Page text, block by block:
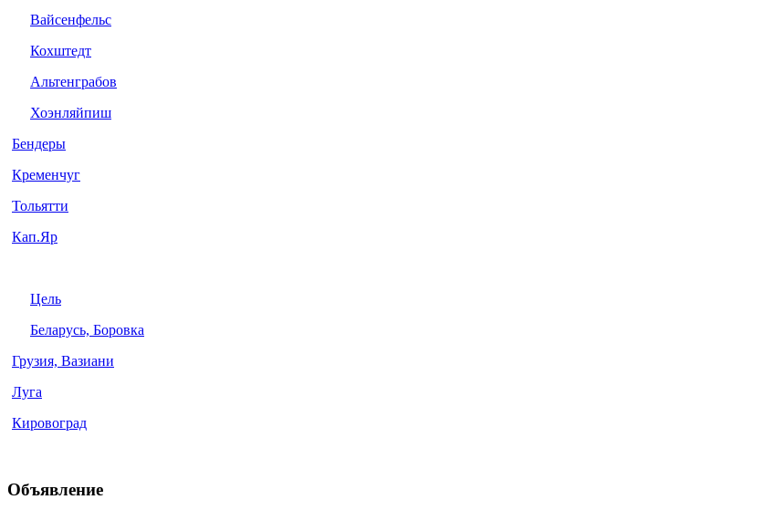
Вайсенфельс
Кохштедт
Альтенграбов
Хоэнляйпиш
Бендеры
Кременчуг
Тольятти
Кап.Яр
Цель
Беларусь, Боровка
Грузия, Вазиани
Луга
Кировоград
Объявление